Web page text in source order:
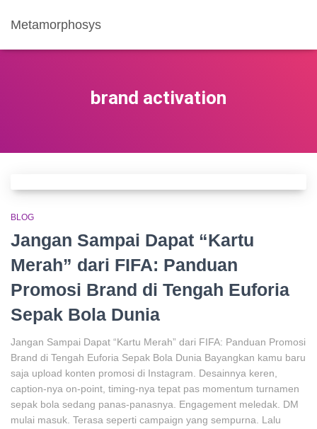
Metamorphosys
brand activation
BLOG
Jangan Sampai Dapat “Kartu
Merah” dari FIFA: Panduan
Promosi Brand di Tengah Euforia
Sepak Bola Dunia
Jangan Sampai Dapat “Kartu Merah” dari FIFA: Panduan Promosi
Brand di Tengah Euforia Sepak Bola Dunia Bayangkan kamu baru
saja upload konten promosi di Instagram. Desainnya keren,
caption-nya on-point, timing-nya tepat pas momentum turnamen
sepak bola sedang panas-panasnya. Engagement meledak. DM
mulai masuk. Terasa seperti campaign yang sempurna. Lalu